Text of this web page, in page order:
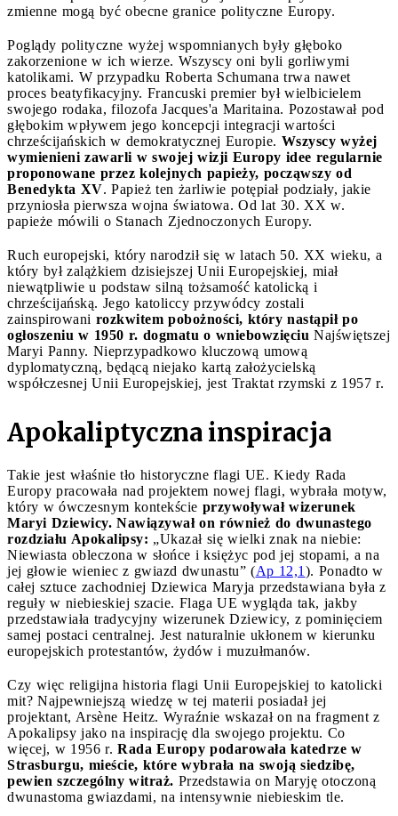
zmienne mogą być obecne granice polityczne Europy.
Poglądy polityczne wyżej wspomnianych były głęboko
zakorzenione w ich wierze. Wszyscy oni byli gorliwymi
katolikami. W przypadku Roberta Schumana trwa nawet
proces beatyfikacyjny. Francuski premier był wielbicielem
swojego rodaka, filozofa Jacques'a Maritaina. Pozostawał pod
głębokim wpływem jego koncepcji integracji wartości
chrześcijańskich w demokratycznej Europie. Wszyscy wyżej
wymienieni zawarli w swojej wizji Europy idee regularnie
proponowane przez kolejnych papieży, począwszy od
Benedykta XV. Papież ten żarliwie potępiał podziały, jakie
przyniosła pierwsza wojna światowa. Od lat 30. XX w.
papieże mówili o Stanach Zjednoczonych Europy.
Ruch europejski, który narodził się w latach 50. XX wieku, a
który był zalążkiem dzisiejszej Unii Europejskiej, miał
niewątpliwie u podstaw silną tożsamość katolicką i
chrześcijańską. Jego katoliccy przywódcy zostali
zainspirowani rozkwitem pobożności, który nastąpił po
ogłoszeniu w 1950 r. dogmatu o wniebowzięciu Najświętszej
Maryi Panny. Nieprzypadkowo kluczową umową
dyplomatyczną, będącą niejako kartą założycielską
współczesnej Unii Europejskiej, jest Traktat rzymski z 1957 r.
Apokaliptyczna inspiracja
Takie jest właśnie tło historyczne flagi UE. Kiedy Rada
Europy pracowała nad projektem nowej flagi, wybrała motyw,
który w ówczesnym kontekście przywoływał wizerunek
Maryi Dziewicy. Nawiązywał on również do dwunastego
rozdziału Apokalipsy: „Ukazał się wielki znak na niebie:
Niewiasta obleczona w słońce i księżyc pod jej stopami, a na
jej głowie wieniec z gwiazd dwunastu” (Ap 12,1 ). Ponadto w
całej sztuce zachodniej Dziewica Maryja przedstawiana była z
reguły w niebieskiej szacie. Flaga UE wygląda tak, jakby
przedstawiała tradycyjny wizerunek Dziewicy, z pominięciem
samej postaci centralnej. Jest naturalnie ukłonem w kierunku
europejskich protestantów, żydów i muzułmanów.
Czy więc religijna historia flagi Unii Europejskiej to katolicki
mit? Najpewniejszą wiedzę w tej materii posiadał jej
projektant, Arsène Heitz. Wyraźnie wskazał on na fragment z
Apokalipsy jako na inspirację dla swojego projektu. Co
więcej, w 1956 r. Rada Europy podarowała katedrze w
Strasburgu, mieście, które wybrała na swoją siedzibę,
pewien szczególny witraż. Przedstawia on Maryję otoczoną
dwunastoma gwiazdami, na intensywnie niebieskim tle.